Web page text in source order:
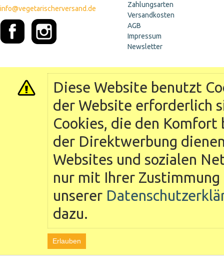
info@vegetarischerversand.de
Zahlungsarten
Versandkosten
AGB
Impressum
Newsletter
Diese Website benutzt
der Website erforderlich
Cookies, die den
der Direktwerbung
Websites und sozialen
nur mit Ihrer
unserer
dazu.
Erlauben